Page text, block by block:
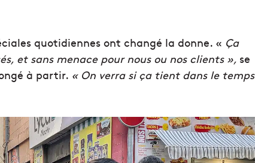
quotidiennes ont changé la donne. « Ça
et sans menace pour nous ou nos clients », se
à partir. « On verra si ça tient dans le temps